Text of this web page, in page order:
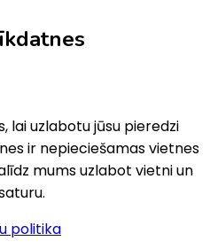
lai uzlabotu jūsu pieredzi
ir nepieciešamas vietnes
mums uzlabot vietni un
politika